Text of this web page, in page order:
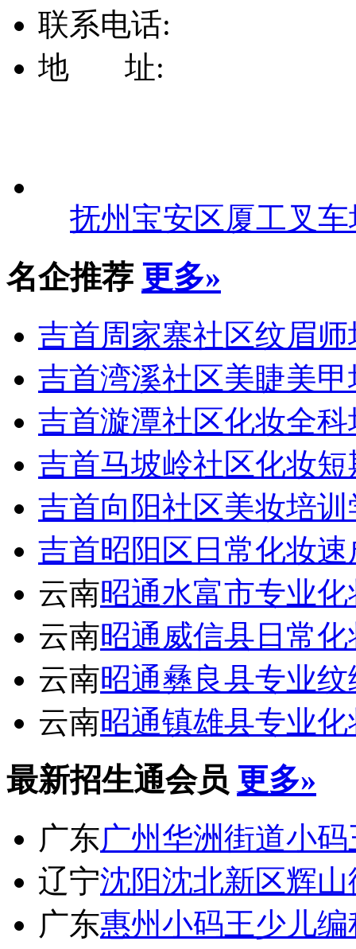
联系电话:
地 址:
抚州宝安区厦工叉
名企推荐 更多»
吉首周家寨社区纹眉
吉首湾溪社区美睫美
吉首漩潭社区化妆全
吉首马坡岭社区化妆
吉首向阳社区美妆培训
吉首昭阳区日常化妆
云南昭通水富市专业
云南昭通威信县日常
云南昭通彝良县专业
云南昭通镇雄县专业
最新招生通会员 更多»
广东广州华洲街道小
辽宁沈阳沈北新区辉
广东惠州小码王少儿